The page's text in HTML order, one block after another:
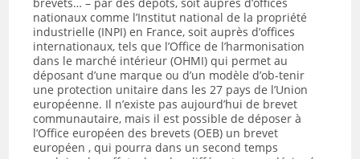
nationaux comme l’Institut national de la propriété
industrielle (INPI) en France, soit auprès d’offices
internationaux, tels que l’Office de l’harmonisation
dans le marché intérieur (OHMI) qui permet au
déposant d’une marque ou d’un modèle d’ob-tenir
une protection unitaire dans les 27 pays de l’Union
européenne. Il n’existe pas aujourd’hui de brevet
communautaire, mais il est possible de déposer à
l’Office européen des brevets (OEB) un brevet
européen , qui pourra dans un second temps